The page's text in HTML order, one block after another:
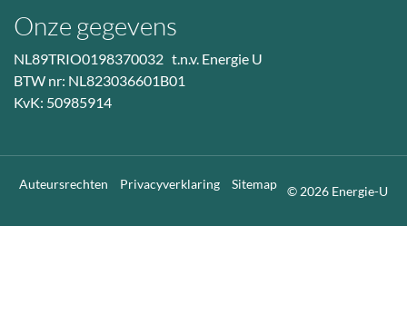
Onze gegevens
NL89TRIO0198370032 t.n.v. Energie U
BTW nr: NL823036601B01
KvK: 50985914
© 2026 Energie-U
Auteursrechten Privacyverklaring Sitemap